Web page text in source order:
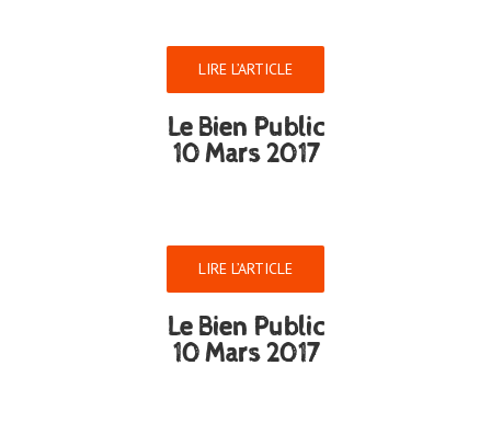
LIRE L’ARTICLE
Le Bien Public
10 Mars 2017
LIRE L’ARTICLE
Le Bien Public
10 Mars 2017